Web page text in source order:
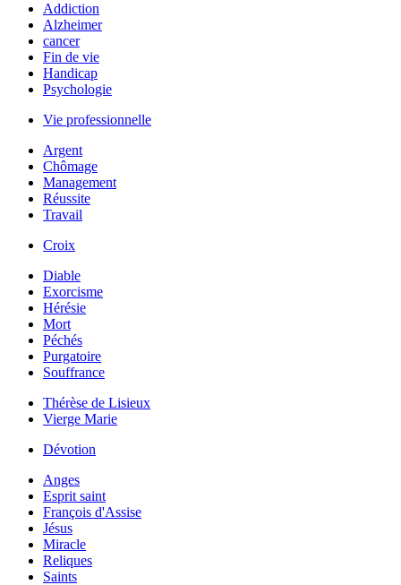
Addiction
Alzheimer
cancer
Fin de vie
Handicap
Psychologie
Vie professionnelle
Argent
Chômage
Management
Réussite
Travail
Croix
Diable
Exorcisme
Hérésie
Mort
Péchés
Purgatoire
Souffrance
Thérèse de Lisieux
Vierge Marie
Dévotion
Anges
Esprit saint
François d'Assise
Jésus
Miracle
Reliques
Saints